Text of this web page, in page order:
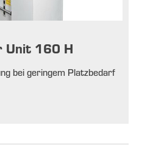
Unit 160 H
bei geringem Platzbedarf